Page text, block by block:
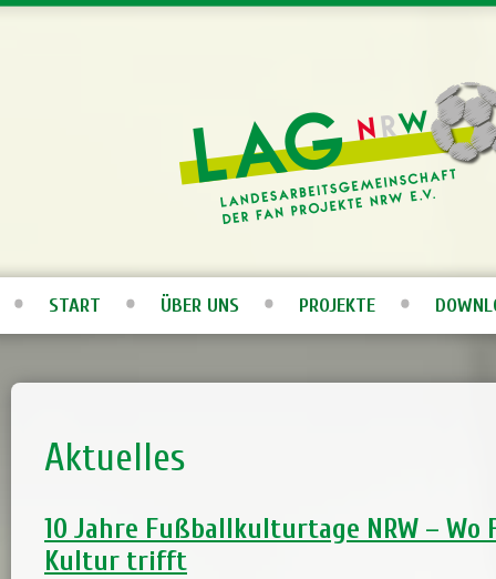
START ÜBER UNS PROJEKTE
Aktuelles
10 Jahre Fußballkulturtage NRW – Wo
Kultur trifft